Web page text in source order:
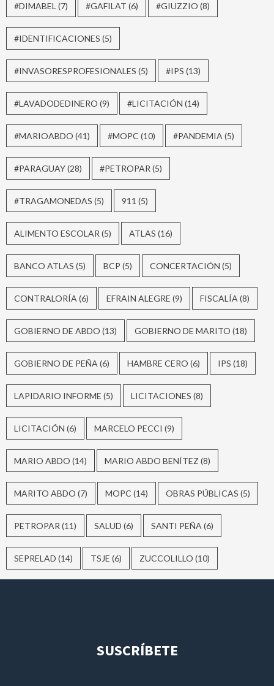
#DIMABEL (7) #GAFILAT (6) #GIUZZIO (8)
#IDENTIFICACIONES (5)
#INVASORESPROFESIONALES (5) #IPS (13)
#LAVADODEDINERO (9) #LICITACIÓN (14)
#MARIOABDO (41) #MOPC (10) #PANDEMIA (5)
#PARAGUAY(28) #PETROPAR (5)
#TRAGAMONEDAS (5) 911 (5)
ALIMENTO ESCOLAR (5) ATLAS (16)
BANCO ATLAS (5) BCP (5) CONCERTACIÓN (5)
CONTRALORÍA (6) EFRAIN ALEGRE (9) FISCALÍA (8)
GOBIERNO DE ABDO (13) GOBIERNO DE MARITO (18)
GOBIERNO DE PEÑA (6) HAMBRE CERO (6) IPS (18)
LAPIDARIO INFORME (5) LICITACIONES (8)
LICITACIÓN (6) MARCELO PECCI (9)
MARIO ABDO (14) MARIO ABDO BENÍTEZ (8)
MARITO ABDO (7) MOPC (14) OBRAS PÚBLICAS (5)
PETROPAR (11) SALUD (6) SANTI PEÑA (6)
SEPRELAD (14) TSJE (6) ZUCCOLILLO (10)
SUSCRÍBETE